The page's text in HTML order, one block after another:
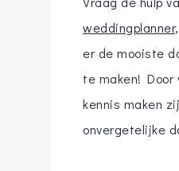
weddingplanner
er de mooiste
te maken! Door
kennis maken
onvergetelijke